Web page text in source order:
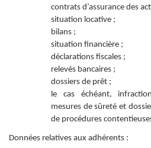
contrats d’assurance des
situation locative ;
bilans ;
situation financière ;
déclarations fiscales ;
relevés bancaires ;
dossiers de prêt ;
le cas échéant,
mesures de sûreté et
de procédures
Données relatives aux adhérents :